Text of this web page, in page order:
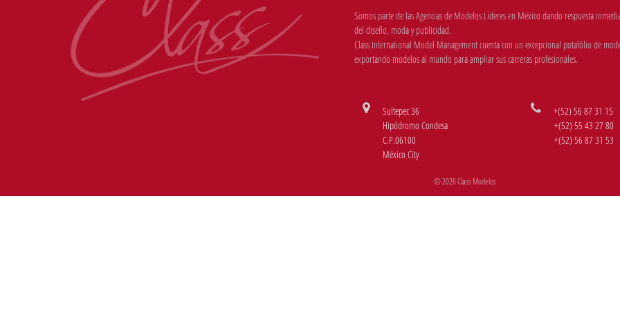
Somos parte de las Agencias de Modelos Líderes en México dando respuesta
del diseño, moda y publicidad.
Class International Model Management cuenta con un excepcional potafólio de
exportando modelos al mundo para ampliar sus carreras profesionales.
Sultepec 36
Hipódromo Condesa
C.P.06100
México City
+(52) 56 87 31 15
+(52) 55 43 27 80
+(52) 56 87 31 53
© 2026 Class Modelos